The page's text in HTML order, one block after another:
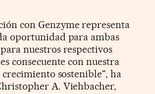
con Genzyme representa
oportunidad para ambas
nuestros respectivos
consecuente con nuestra
sostenible", ha
A. Viehbacher,